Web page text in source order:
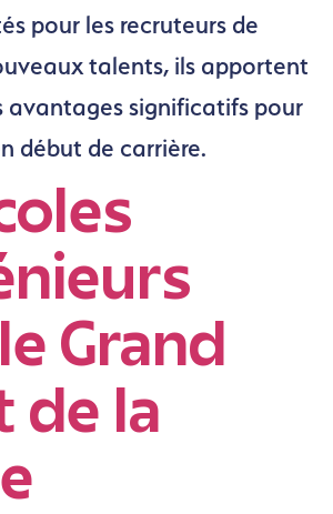
pour les recruteurs de
talents, ils apportent
avantages significatifs pour
début de carrière.
Grand
de la